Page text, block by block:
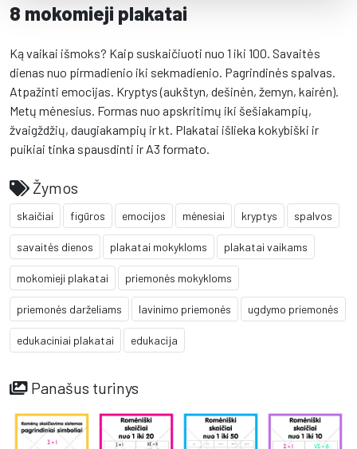
8 mokomieji plakatai
Ką vaikai išmoks? Kaip suskaičiuoti nuo 1 iki 100. Savaitės
dienas nuo pirmadienio iki sekmadienio. Pagrindinės spalvas.
Atpažinti emocijas. Kryptys (aukštyn, dešinėn, žemyn, kairėn).
Metų mėnesius. Formas nuo apskritimų iki šešiakampių,
žvaigždžių, daugiakampių ir kt. Plakatai išlieka kokybiški ir
puikiai tinka spausdinti ir A3 formato.
Žymos
skaičiai figūros emocijos mėnesiai kryptys spalvos
savaitės dienos plakatai mokykloms plakatai vaikams
mokomieji plakatai priemonės mokykloms
priemonės darželiams lavinimo priemonės ugdymo priemonės
edukaciniai plakatai edukacija
Panašus turinys